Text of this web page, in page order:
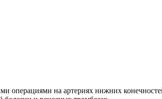
операциями на артериях нижних